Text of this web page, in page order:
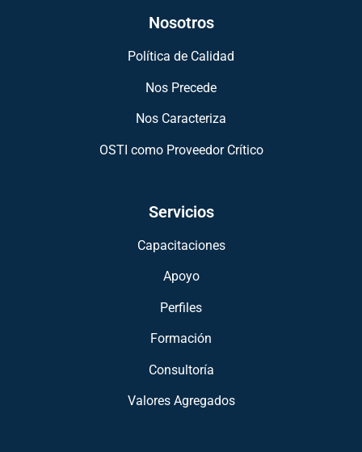
Nosotros
Política de Calidad
Nos Precede
Nos Caracteriza
OSTI como Proveedor Crítico
Servicios
Capacitaciones
Apoyo
Perfiles
Formación
Consultoría
Valores Agregados